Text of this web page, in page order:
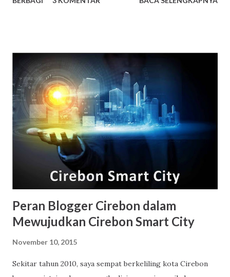
Namun yang paling saya ingat, Eva Arnaz sering muncul di
perubahan penampilan dan profesinya saat ini menarik
untuk diungkap kepada masyarakat umum? Kenapa perlu
diungkapkan penampilan dan profesinya yang kontras dulu
dan sekarang? Karena judul berita yang kontras akan
menimbulkan ketidakpastian. “Bener, nggak sih, Eva Arnaz
yang itu?” “Masa iya bintang film anu sekarang jadi wanita
berjilbab rapi?” “Mungkin Eva Arnaz yang lain.”
Ketidakpastian dari berita yang kontras dan mengejutkan
menyebabkan rasa ingin tahu atau cur...
Peran Blogger Cirebon dalam
Mewujudkan Cirebon Smart City
November 10, 2015
Sekitar tahun 2010, saya sempat berkeliling kota Cirebon